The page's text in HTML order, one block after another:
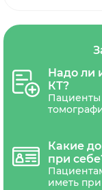
Надо ли
КТ?
Пациенты
лечащего
Какие
при
иметь